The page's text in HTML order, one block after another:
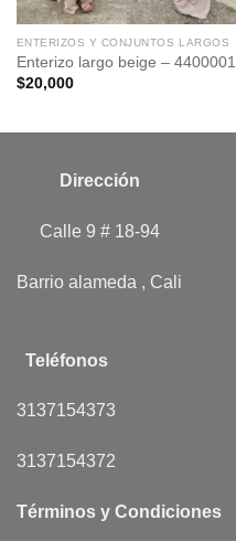
ENTERIZOS Y CONJUNTOS LARGOS
Enterizo largo beige – 4400001
$20,000
Dirección
Calle 9 # 18-94
Barrio alameda , Cali
Teléfonos
3137154373
3137154372
Términos y Condiciones